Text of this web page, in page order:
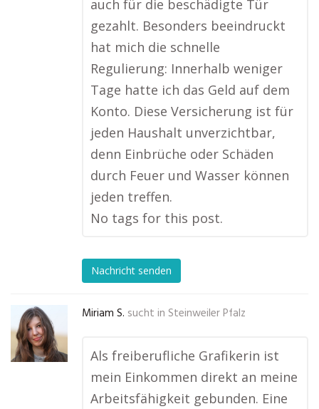
auch für die beschädigte Tür
gezahlt. Besonders beeindruckt
hat mich die schnelle
Regulierung: Innerhalb weniger
Tage hatte ich das Geld auf dem
Konto. Diese Versicherung ist für
jeden Haushalt unverzichtbar,
denn Einbrüche oder Schäden
durch Feuer und Wasser können
jeden treffen.
No tags for this post.
Nachricht senden
Miriam S. sucht in Steinweiler Pfalz
Als freiberufliche Grafikerin ist
mein Einkommen direkt an meine
Arbeitsfähigkeit gebunden. Eine